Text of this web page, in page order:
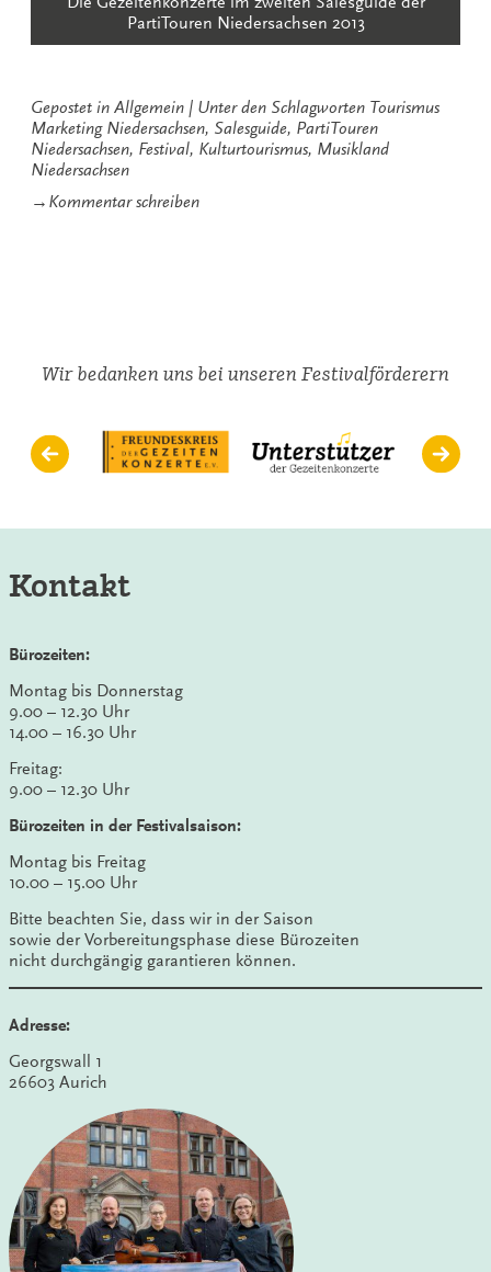
PartiTouren Niedersachsen 2013
Gepostet in Allgemein Unter den Schlagworten Tourismus
Marketing Niedersachsen, Salesguide, PartiTouren
Niedersachsen, Festival, Kulturtourismus, Musikland
Niedersachsen
→ Kommentar schreibenzu
Wir bedanken uns bei unseren Festivalförderern
Kontakt
Bürozeiten:
Montag bis Donnerstag
9.00 – 12.30 Uhr
14.00 – 16.30 Uhr
Freitag:
9.00 – 12.30 Uhr
Bürozeiten in der Festivalsaison:
Montag bis Freitag
10.00 – 15.00 Uhr
Bitte beachten Sie, dass wir in der Saison
sowie der Vorbereitungsphase diese Bürozeiten
nicht durchgängig garantieren können.
Adresse:
Georgswall 1
26603 Aurich